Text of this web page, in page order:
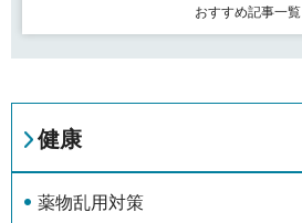
おすすめ記事一覧
健康
薬物乱用対策